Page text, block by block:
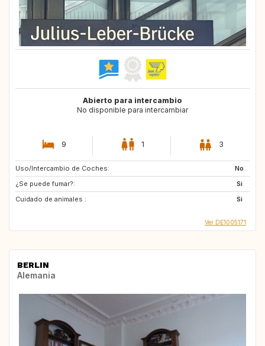
Abierto para intercambio
No disponible para intercambiar
9 1 3
Uso/Intercambio de Coches:
No
¿Se puede fumar?:
Si
Cuidado de animales :
Si
Ver DE1005171
BERLIN
Alemania